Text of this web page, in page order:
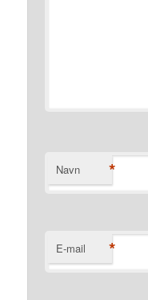
Navn *
E-mail *